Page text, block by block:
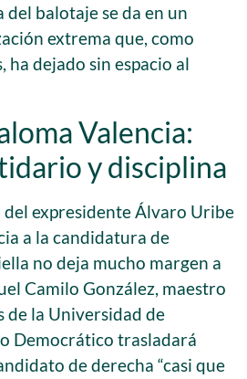
del balotaje se da en un
extrema que, como
ha dejado sin espacio al
Valencia:
y disciplina
del expresidente Álvaro Uribe
a la candidatura de
no deja mucho margen a
Camilo González, maestro
de la Universidad de
Democrático trasladará
de derecha “casi que